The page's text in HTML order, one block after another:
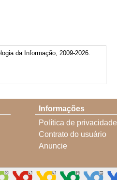
da Informação, 2009-2026.
Informações
Política de privacidade
Contrato do usuário
Anuncie